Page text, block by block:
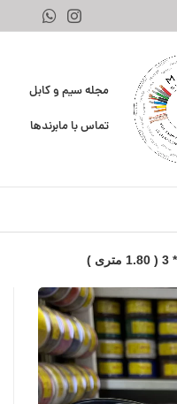
مجله سیم و کابل
تماس با مابرندها